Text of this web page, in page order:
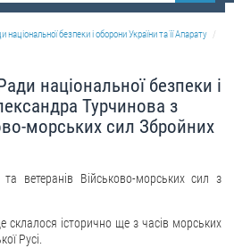
України
України
національної безпеки і оборони України
національної безпеки і оборони України та її Апарату
національної безпеки і
Турчинова з
морських сил Збройних
ветеранів Військово-морських сил з
склалося історично ще з часів морських
Русі.